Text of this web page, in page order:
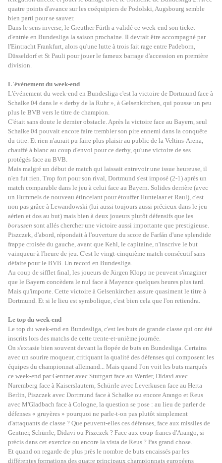
quatre points d'avance sur les coéquipiers de Podolski, Augsbourg semble
bien parti pour se sauver.
Dans le sens inverse, le Greuther Fürth a validé ce week-end son ticket
d'entrée en Bundesliga la saison prochaine. Il devrait être accompagné par
l'Eintracht Frankfurt, alors qu'une lutte à trois fait rage entre Padeborn,
Düsseldorf et St Pauli pour jouer le fameux barrage d'accession en première
division.
L'événement du week-end
L'événement du week-end en Bundesliga c'est la victoire de Dortmund face à
Schalke 04 dans le « derby de la Ruhr », à Gelsenkirchen, qui pousse un peu
plus le BVB vers le titre de champion.
C'était sans doute le dernier obstacle. Après la victoire face au Bayern, seul
Schalke 04 pouvait encore faire trembler son pire ennemi dans la conquête
du titre. Et rien n'aurait pu faire plus plaisir au public de la Veltins-Arena,
chauffé à blanc au coup d'envoi pour ce derby, qu'une victoire de ses
protégés face au BVB.
Mais malgré un début de match qui laissait entrevoir une issue heureuse, il
n'en fut rien. Trop fort pour son rival, Dortmund s'est imposé (2-1) après un
match comparable dans le jeu à celui face au Bayern. Solides derrière (avec
un Hummels de nouveau étincelant pour étouffer Huntelaar et Raul), c'est
non pas grâce à Lewandowski (lui aussi toujours aussi précieux dans le jeu
aérien et dos au but) mais bien à deux joueurs plutôt défensifs que les
borussen sont allés chercher une victoire aussi importante que prestigieuse.
Piszczek, d'abord, répondait à l'ouverture du score de Farfán d'une splendide
frappe croisée du gauche, avant que Kehl, le capitaine, n'inscrive le but
vainqueur à l'heure de jeu. C'est le vingt-cinquième match consécutif sans
défaite pour le BVB. Un record en Bundesliga.
Au coup de sifflet final, les joueurs de Jürgen Klopp ne peuvent s'imaginer
que le Bayern concèdera le nul face à Mayence quelques heures plus tard.
Mais qu'importe. Cette victoire à Gelsenkirchen assure quasiment le titre à
Dortmund. Et si le lieu est symbolique, c'est bien cela que l'on retiendra.
Le top du week-end
Le top du week-end en Bundesliga, c'est les buts de grande classe qui ont été
inscrits lors des matchs de cette trente-et-unième journée.
On s'extasie bien souvent devant la flopée de buts en Bundesliga. Certains
avec un sourire moqueur, critiquant la qualité des défenses qui composent les
équipes du championnat allemand... Mais quand l'on voit les buts marqués
ce week-end par Gentner avec Stuttgart face au Werder, Didavi avec
Nuremberg face à Kaiserslautern, Schürrle avec Leverkusen face au Herta
Berlin, Piszczek avec Dortmund face à Schalke ou encore Arango et Reus
avec M'Gladbach face à Cologne, la question se pose : au lieu de parler de
défenses « gruyères » pourquoi ne parle-t-on pas plutôt simplement
d'attaquants de classe ? Que peuvent-elles ces défenses, face aux missiles de
Gentner, Schürrle, Didavi ou Piszczek ? Face aux coup-francs d'Arango, si
précis dans cet exercice ou encore la vista de Reus ? Pas grand chose.
Et quand on regarde de plus près le nombre de buts encaissés par les
différentes formations des quatre principaux championnats européens